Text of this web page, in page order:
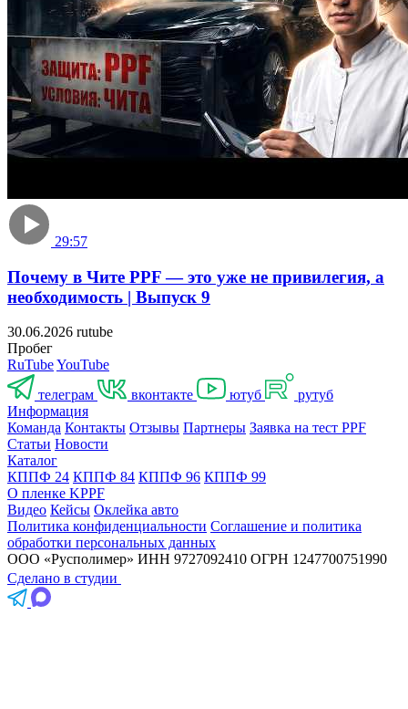
29:57
Почему в Чите PPF — это уже не привилегия, а
необходимость | Выпуск 9
30.06.2026 rutube
Пробе
RuTubeYouTube
телеграм
контакте юту
руту
Информация
Команда Контакты Отзывы Партнеры Заявка на тест PPF
Статьи Новости
Катало
КППФ 24 КППФ 84 КППФ 96 КППФ 99
О пленке KPPF
Видео Кейсы Оклейка авто
Политика конфиденциальности Соглашение и политика
обработки персональных данных
ООО «Русполимер» ИНН 9727092410 ОГРН 1247700751990
Сделано в студии